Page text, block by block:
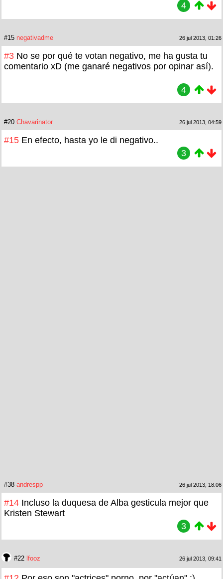
4
#15 negativadme 26 jul 2013, 01:26
#3 No se por qué te votan negativo, me ha gusta tu
comentario xD (me ganaré negativos por opinar así).
4
#20 Chavarinator 26 jul 2013, 04:59
#15 En efecto, hasta yo le di negativo..
3
#38 andrespp 26 jul 2013, 18:06
#14 Incluso la duquesa de Alba gesticula mejor que
Kristen Stewart
3
#22 lfooz 26 jul 2013, 09:41